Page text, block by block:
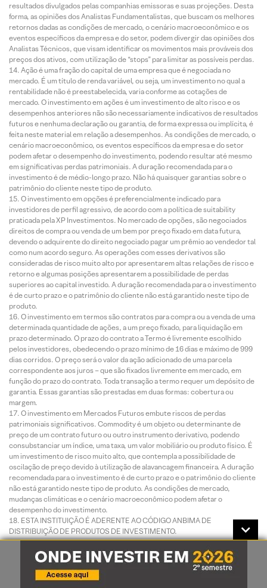
resultados divulgados pelas companhias emissoras e suas projeções. Desta
forma, as opiniões dos Analistas Fundamentalistas, que buscam os melhores
retornos dadas as condições de mercado, o cenário macroeconômico e os
eventos específicos da empresa e do setor, podem divergir das opiniões dos
Analistas Técnicos, que visam identificar os movimentos mais prováveis dos
preços dos ativos, com utilização de “stops” para limitar as possíveis perdas.
Ação é uma fração do capital de uma empresa que é negociada no
mercado. É um título de renda variável, ou seja, um investimento no qual a
rentabilidade não é preestabelecida, varia conforme as cotações de
mercado. O investimento em ações é um investimento de alto risco e os
desempenhos anteriores não são necessariamente indicativos de resultados
futuros e nenhuma declaração ou garantia, de forma expressa ou implícita, é
feita neste material em relação a desempenhos. As condições de mercado, o
cenário macroeconômico, os eventos específicos da empresa e do setor
podem afetar o desempenho do investimento, podendo resultar até mesmo
em significativas perdas patrimoniais. A duração recomendada para o
investimento é de médio-longo prazo. Não há quaisquer garantias sobre o
patrimônio do cliente neste tipo de produto.
O investimento em opções é preferencialmente indicado para
investidores de perfil agressivo, de acordo com a política de suitability
praticada pela XP Investimentos. No mercado de opções, são negociados
direitos de compra ou venda de um bem por preço fixado em data futura,
devendo o adquirente do direito negociado pagar um prêmio ao vendedor tal
como num acordo seguro. As operações com esses derivativos são
consideradas de risco muito alto por apresentarem altas relações de risco e
retorno e algumas posições apresentarem a possibilidade de perdas
superiores ao capital investido. A duração recomendada para o investimento
é de curto prazo e o patrimônio do cliente não está garantido neste tipo de
produto.
O investimento em termos são contratos para compra ou a venda de uma
determinada quantidade de ações, a um preço fixado, para liquidação em
prazo determinado. O prazo do contrato a Termo é livremente escolhido
pelos investidores, obedecendo o prazo mínimo de 16 dias e máximo de 999
dias corridos. O preço será o valor da ação adicionado de uma parcela
correspondente aos juros – que são fixados livremente em mercado, em
função do prazo do contrato. Toda transação a termo requer um depósito de
garantia. Essas garantias são prestadas em duas formas: cobertura ou
margem.
O investimento em Mercados Futuros embute riscos de perdas
patrimoniais significativos. Commodity é um objeto ou determinante de
preço de um contrato futuro ou outro instrumento derivativo, podendo
consubstanciar um índice, uma taxa, um valor mobiliário ou produto físico. É
um investimento de risco muito alto, que contempla a possibilidade de
oscilação de preço devido à utilização de alavancagem financeira. A duração
recomendada para o investimento é de curto prazo e o patrimônio do cliente
não está garantido neste tipo de produto. As condições de mercado,
mudanças climáticas e o cenário macroeconômico podem afetar o
desempenho do investimento.
ESTA INSTITUIÇÃO É ADERENTE AO CÓDIGO ANBIMA DE
DISTRIBUIÇÃO DE PRODUTOS DE INVESTIMENTO.